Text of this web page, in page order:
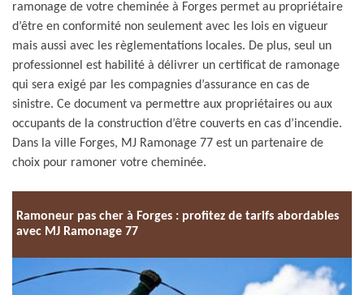
ramonage de votre cheminée à Forges permet au propriétaire
d’être en conformité non seulement avec les lois en vigueur
mais aussi avec les règlementations locales. De plus, seul un
professionnel est habilité à délivrer un certificat de ramonage
qui sera exigé par les compagnies d’assurance en cas de
sinistre. Ce document va permettre aux propriétaires ou aux
occupants de la construction d’être couverts en cas d’incendie.
Dans la ville Forges, MJ Ramonage 77 est un partenaire de
choix pour ramoner votre cheminée.
Ramoneur pas cher à Forges : profitez de tarifs abordables
avec MJ Ramonage 77